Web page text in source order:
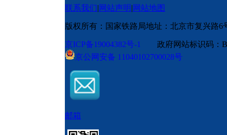
联系我们 网站声明 网站地图
版权所有：国家铁路局地址：北京市复兴路6
京ICP备19004382号-1 政府网站标识码
京公网安备 11040102700028号
邮箱